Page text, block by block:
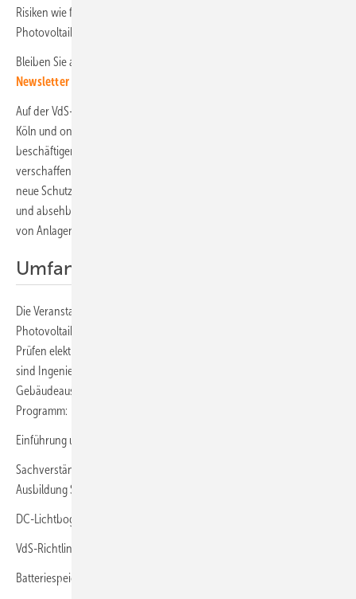
Risiken wie für veränderte Richtlinien zur Planung und Prüfung von
Photovoltaikanlagen.
Bleiben Sie auf dem Laufenden:
Newsletter an!
Auf der VdS-Fachtagung „Photovoltaikanlagen“ am 21. April 2026 in
Köln und online können sich alle, die sich mit diesem Thema
beschäftigen, einen Überblick über aktuelle Trends und Erkenntnisse
verschaffen. Es werden Schwerpunkte des Schadenaufkommens,
neue Schutztechniken, Veränderungen bei Richtlinien sowie aktuelle
und absehbare zukünftige Entwicklungen hinsichtlich der Sicherheit
von Anlagen vorgestellt.
Umfangreiche Fachthemen
Die Veranstaltung richtet sich an Sachverständige für
Photovoltaikanlagen und für Elektrotechnik beziehungsweise zum
Prüfen elektrischer Anlagen sowie an Schadensversicherer. Weiterhin
sind Ingenieure der Elektrotechnik und technische
Gebäudeausrüstung willkommen. Diese Themen stehen auf dem
Programm:
Einführung und aktuelle Daten
Sachverständigenprüfung: Prüfrichtlinie und Befundschein,
Ausbildung Sachverständige
DC-Lichtbogen: Detektion und Abschalttechnik
VdS-Richtlinien 3145 und 6023, VDE 0100-712
Batteriespeicher: Bewertung der Sachversicherer, Leitfaden des BVES